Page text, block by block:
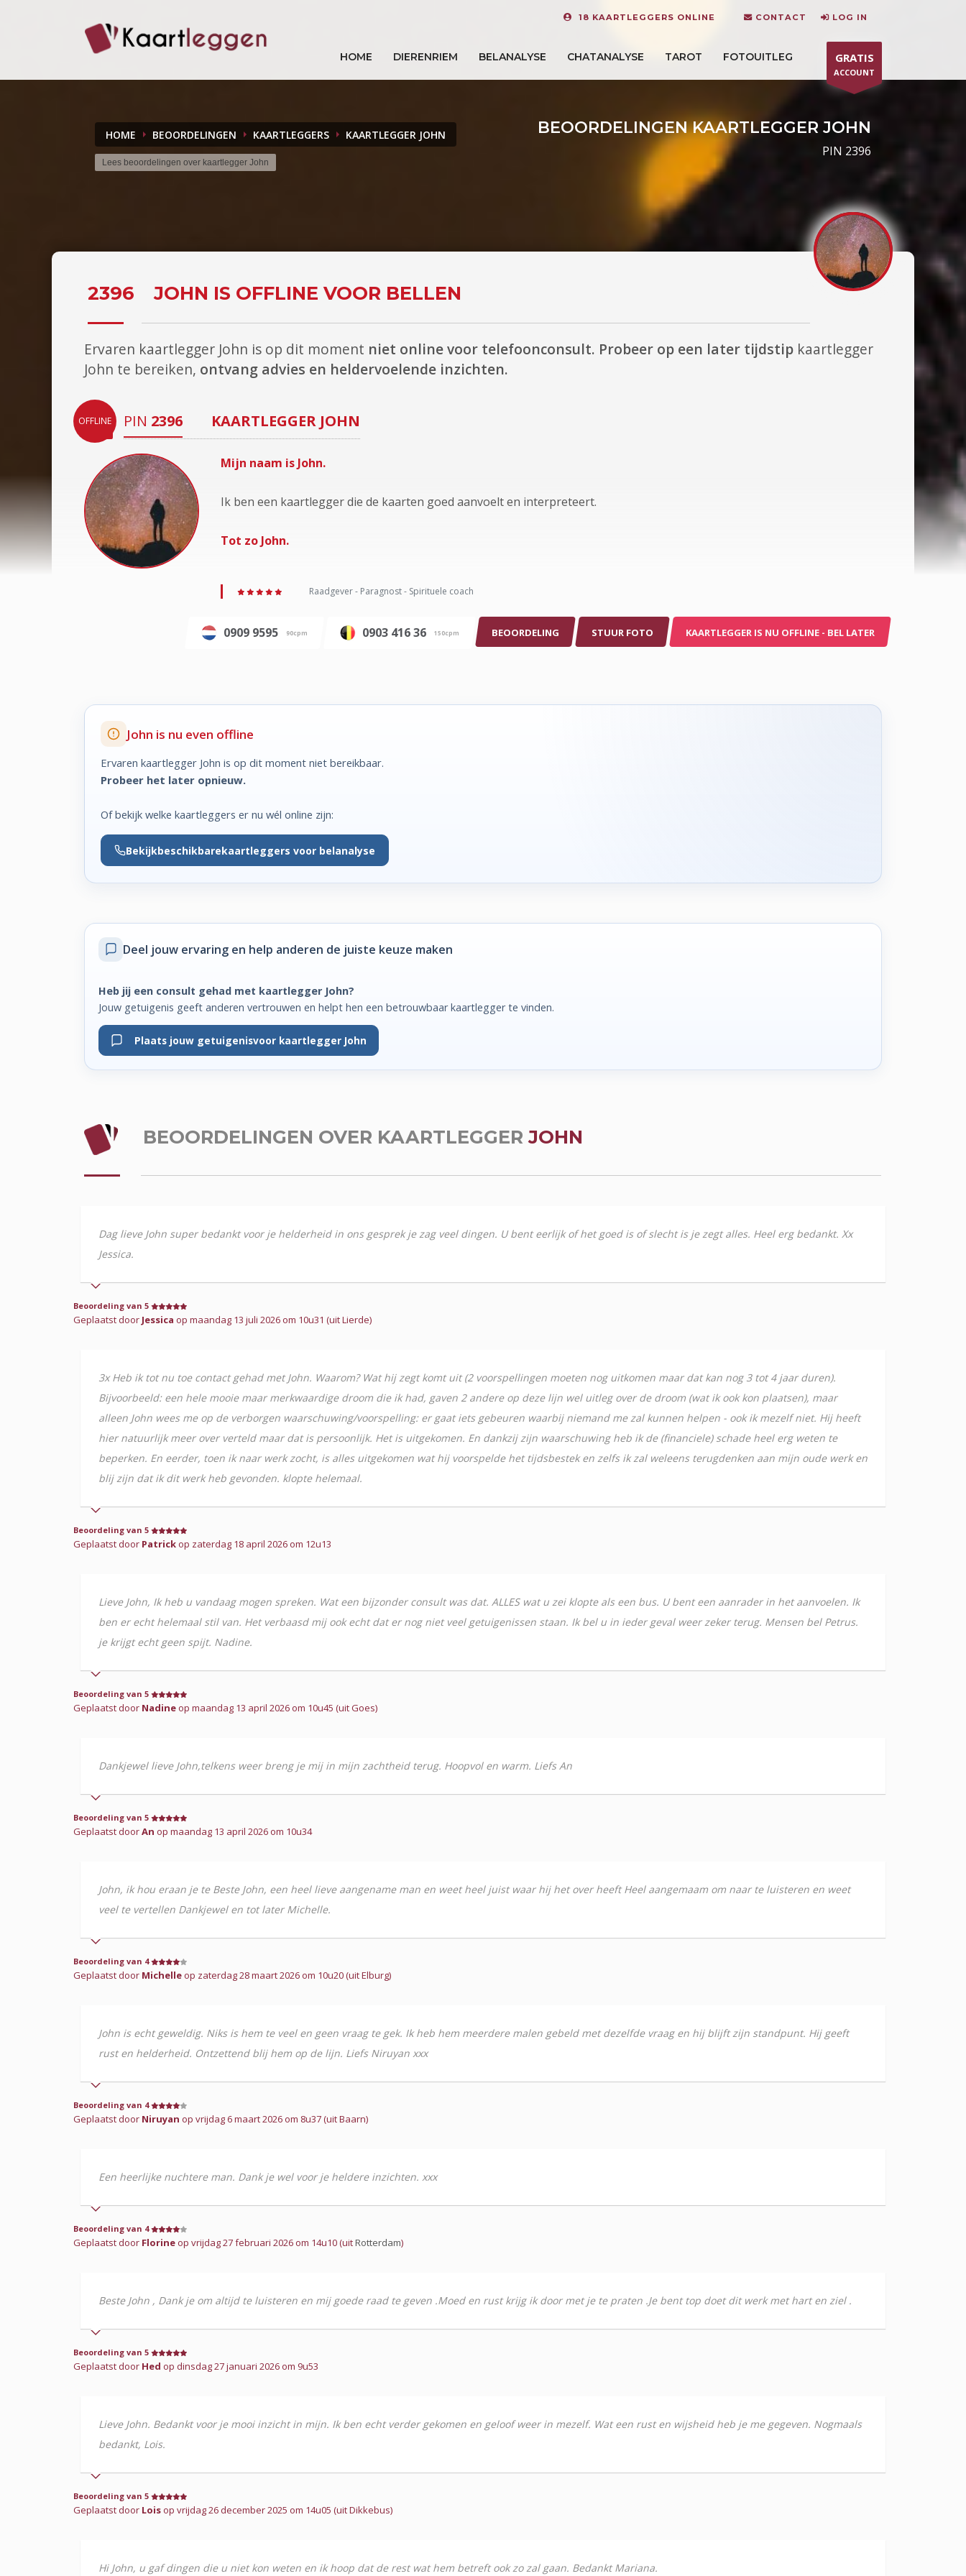
18 KAARTLEGGERS ONLINE CONTACT LOG IN
HOME DIERENRIEM BELANALYSE CHATANALYSE TAROT FOTOUITLEG GRATIS
ACCOUNT
HOME BEOORDELINGEN KAARTLEGGERS KAARTLEGGER JOHN
Lees beoordelingen over kaartlegger John
BEOORDELINGEN KAARTLEGGER JOHN
PIN 2396
2396 JOHN IS OFFLINE VOOR BELLEN
Ervaren kaartlegger John is op dit moment niet online voor telefoonconsult. Probeer op een later tijdstip kaartlegger
John te bereiken, ontvang advies en heldervoelende inzichten.
OFFLINE PIN 2396 KAARTLEGGER JOHN
Mijn naam is John.
Ik ben een kaartlegger die de kaarten goed aanvoelt en interpreteert.
Tot zo John.
Raadgever - Paragnost - Spirituele coach
0909 9595 90cpm 0903 416 36 150cpm BEOORDELING STUUR FOTO KAARTLEGGER IS NU OFFLINE - BEL LATER
John is nu even offline
Ervaren kaartlegger John is op dit moment niet bereikbaar.
Probeer het later opnieuw.
Of bekijk welke kaartleggers er nu wél online zijn:
Bekijkbeschikbarekaartleggers voor belanalyse
Deel jouw ervaring en help anderen de juiste keuze maken
Heb jij een consult gehad met kaartlegger John?
Jouw getuigenis geeft anderen vertrouwen en helpt hen een betrouwbaar kaartlegger te vinden.
Plaats jouw getuigenisvoor kaartlegger John
BEOORDELINGEN OVER KAARTLEGGERJOHN
Dag lieve John super bedankt voor je helderheid in ons gesprek je zag veel dingen. U bent eerlijk of het goed is of slecht is je zegt alles. Heel erg bedankt. Xx
Jessica.
Beoordeling van 5
Geplaatst door Jessica op maandag 13 juli 2026 om 10u31 (uit Lierde)
3x Heb ik tot nu toe contact gehad met John. Waarom? Wat hij zegt komt uit (2 voorspellingen moeten nog uitkomen maar dat kan nog 3 tot 4 jaar duren).
Bijvoorbeeld: een hele mooie maar merkwaardige droom die ik had, gaven 2 andere op deze lijn wel uitleg over de droom (wat ik ook kon plaatsen), maar
alleen John wees me op de verborgen waarschuwing/voorspelling: er gaat iets gebeuren waarbij niemand me zal kunnen helpen - ook ik mezelf niet. Hij heeft
hier natuurlijk meer over verteld maar dat is persoonlijk. Het is uitgekomen. En dankzij zijn waarschuwing heb ik de (financiele) schade heel erg weten te
beperken. En eerder, toen ik naar werk zocht, is alles uitgekomen wat hij voorspelde het tijdsbestek en zelfs ik zal weleens terugdenken aan mijn oude werk en
blij zijn dat ik dit werk heb gevonden. klopte helemaal.
Beoordeling van 5
Geplaatst door Patrickop zaterdag 18 april 2026 om 12u13
Lieve John, Ik heb u vandaag mogen spreken. Wat een bijzonder consult was dat. ALLES wat u zei klopte als een bus. U bent een aanrader in het aanvoelen. Ik
ben er echt helemaal stil van. Het verbaasd mij ook echt dat er nog niet veel getuigenissen staan. Ik bel u in ieder geval weer zeker terug. Mensen bel Petrus.
je krijgt echt geen spijt. Nadine.
Beoordeling van 5
Geplaatst door Nadineop maandag 13 april 2026 om 10u45 (uit Goes)
Dankjewel lieve John,telkens weer breng je mij in mijn zachtheid terug. Hoopvol en warm. Liefs An
Beoordeling van 5
Geplaatst doorAn op maandag 13 april 2026 om 10u34
John, ik hou eraan je te Beste John, een heel lieve aangename man en weet heel juist waar hij het over heeft Heel aangemaam om naar te luisteren en weet
veel te vertellen Dankjewel en tot later Michelle.
Beoordeling van 4
Geplaatst door Michelleop zaterdag 28 maart 2026 om 10u20 (uit Elburg)
John is echt geweldig. Niks is hem te veel en geen vraag te gek. Ik heb hem meerdere malen gebeld met dezelfde vraag en hij blijft zijn standpunt. Hij geeft
rust en helderheid. Ontzettend blij hem op de lijn. Liefs Niruyan xxx
Beoordeling van 4
Geplaatst door Niruyan op vrijdag 6 maart 2026 om 8u37 (uit Baarn)
Een heerlijke nuchtere man. Dank je wel voor je heldere inzichten. xxx
Beoordeling van 4
Geplaatst door Florineop vrijdag 27 februari 2026 om 14u10 (uitRotterdam)
Beste John , Dank je om altijd te luisteren en mij goede raad te geven .Moed en rust krijg ik door met je te praten .Je bent top doet dit werk met hart en ziel .
Beoordeling van 5
Geplaatst door Hed op dinsdag 27 januari 2026 om 9u53
Lieve John. Bedankt voor je mooi inzicht in mijn. Ik ben echt verder gekomen en geloof weer in mezelf. Wat een rust en wijsheid heb je me gegeven. Nogmaals
bedankt, Lois.
Beoordeling van 5
Geplaatst door Loisop vrijdag 26 december 2025 om 14u05 (uit Dikkebus)
Hi John, u gaf dingen die u niet kon weten en ik hoop dat de rest wat hem betreft ook zo zal gaan. Bedankt Mariana.